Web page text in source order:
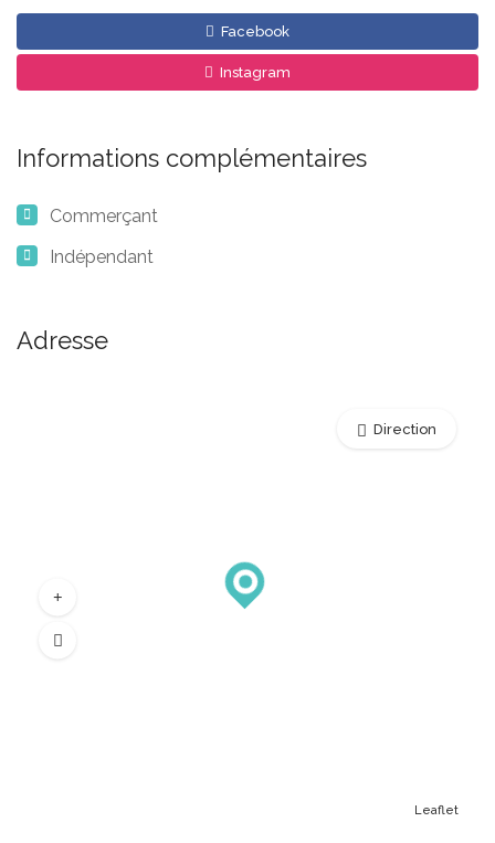
Facebook
Instagram
Informations complémentaires
Commerçant
Indépendant
Adresse
Leaflet
Direction